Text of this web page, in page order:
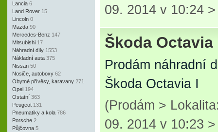
Lancia 6
Land Rover 15
Lincoln 0
Mazda 90
Mercedes-Benz 147
Mitsubishi 17
Náhradní díly 1553
Nákladní auta 375
Nissan 50
Nosiče, autoboxy 62
Obytné přívěsy, karavany 271
Opel 194
Ostatní 363
Peugeot 131
Pneumatiky a kola 786
Porsche 2
Půjčovna 5
09. 2014 v 10:24
Škoda Octavia
Prodám náhradní
Škoda Octavia I
(Prodám >
09. 2014 v 10:23